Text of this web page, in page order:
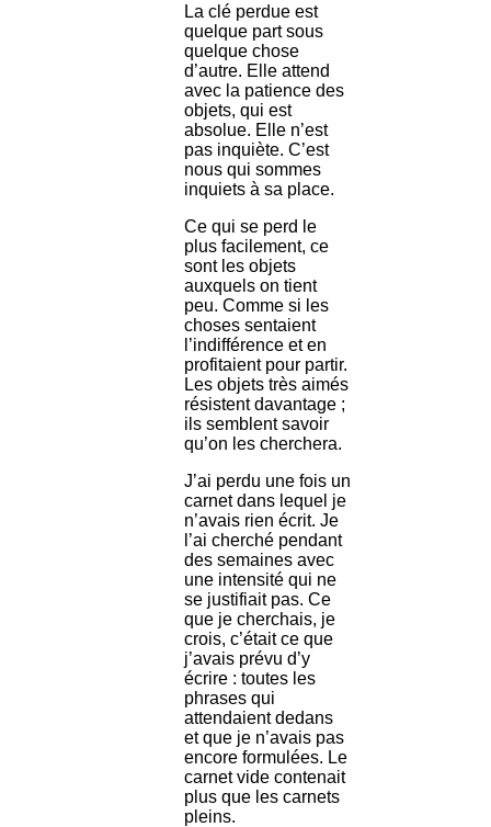
La clé perdue est
quelque part sous
quelque chose
d’autre. Elle attend
avec la patience des
objets, qui est
absolue. Elle n’est
pas inquiète. C’est
nous qui sommes
inquiets à sa place.
Ce qui se perd le
plus facilement, ce
sont les objets
auxquels on tient
peu. Comme si les
choses sentaient
l’indifférence et en
profitaient pour partir.
Les objets très aimés
résistent davantage ;
ils semblent savoir
qu’on les cherchera.
J’ai perdu une fois un
carnet dans lequel je
n’avais rien écrit. Je
l’ai cherché pendant
des semaines avec
une intensité qui ne
se justifiait pas. Ce
que je cherchais, je
crois, c’était ce que
j’avais prévu d’y
écrire : toutes les
phrases qui
attendaient dedans
et que je n’avais pas
encore formulées. Le
carnet vide contenait
plus que les carnets
pleins.